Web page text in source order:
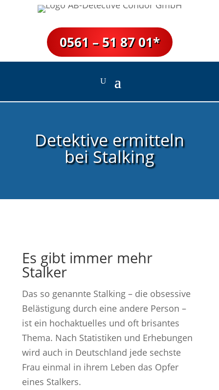
0561 – 51 87 01*
Detektive ermitteln
bei Stalking
Es gibt immer mehr
Stalker
Das so genannte Stalking – die obsessive
Belästigung durch eine andere Person –
ist ein hochaktuelles und oft brisantes
Thema. Nach Statistiken und Erhebungen
wird auch in Deutschland jede sechste
Frau einmal in ihrem Leben das Opfer
eines Stalkers.